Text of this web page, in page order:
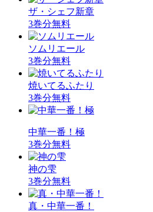
ザ・シェフ新章
3巻分無料
ソムリエール
3巻分無料
焼いてるふたり
3巻分無料
中華一番！極
3巻分無料
神の雫
3巻分無料
真・中華一番！